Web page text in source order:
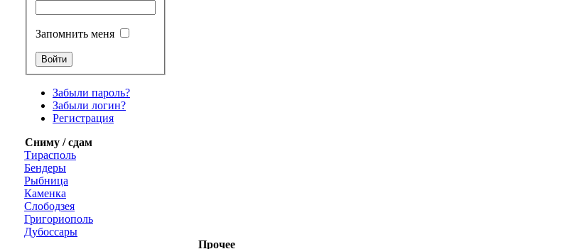
Запомнить меня
Забыли пароль?
Забыли логин?
Регистрация
Сниму / сдам
Тирасполь
Бендеры
Рыбница
Каменка
Слободзея
Григориополь
Дубоссары
Прочее